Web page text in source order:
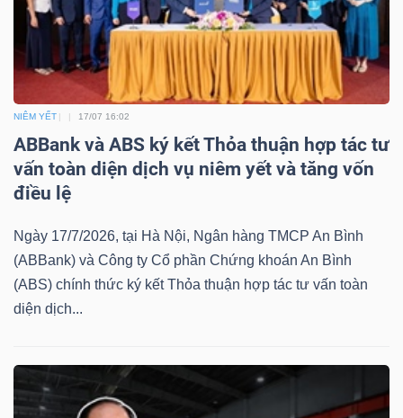
NIÊM YẾT 17/07 16:02
ABBank và ABS ký kết Thỏa thuận hợp tác tư
vấn toàn diện dịch vụ niêm yết và tăng vốn
điều lệ
Ngày 17/7/2026, tại Hà Nội, Ngân hàng TMCP An Bình
(ABBank) và Công ty Cổ phần Chứng khoán An Bình
(ABS) chính thức ký kết Thỏa thuận hợp tác tư vấn toàn
diện dịch...